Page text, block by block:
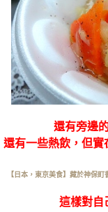
還有旁邊
還有一些熱飲，但實
【日本，東京美食】藏於神保
這樣對自